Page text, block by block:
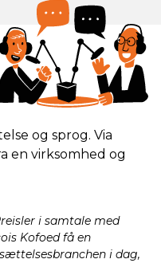
og sprog. Via
en virksomhed og
i samtale med
Kofoed få en
i dag,